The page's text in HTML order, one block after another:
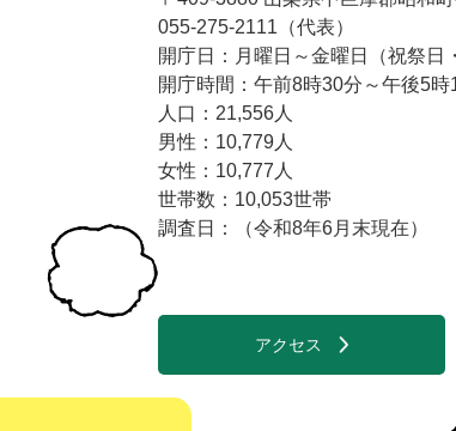
055-275-2111（代表）
開庁日：月曜日～金曜日（祝祭日
開庁時間：午前8時30分～午後5時
人口：21,556人
男性：10,779人
女性：10,777人
世帯数：10,053世帯
調査日：（令和8年6月末現在）
アクセス